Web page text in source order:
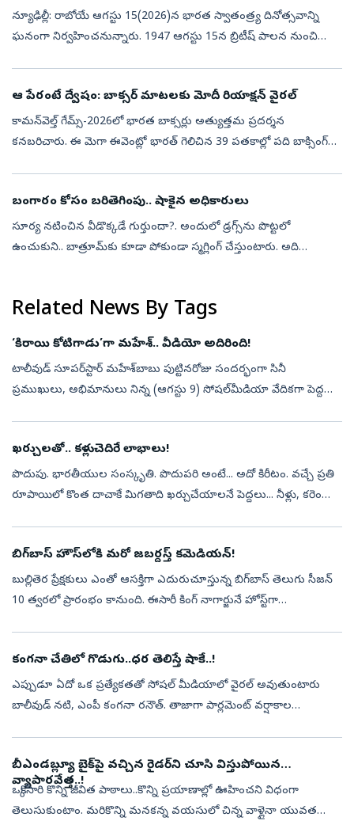
న్యూఢిల్లీ: రాబోయే ఆగస్టు 15(2026)న భారత స్వాతంత్ర్య దినోత్సవాన్ని
ఘనంగా నిర్వహించనున్నారు. 1947 ఆగస్టు 15న బ్రిటీష్ పాలన నుంచి
ఆ పేరంటే ద్వేషం: బాక్సర్‌ మాటలకు మోదీ రియాక్షన్‌ వైరల్‌
కామన్‌వెల్త్‌ గేమ్స్‌-2026లో భారత బాక్సర్లు అత్యుత్తమ ప్రదర్శన
కనబరిచారు. ఈ మెగా ఈవెంట్లో భారత్‌ గెలిచిన 39 పతకాల్లో పది బాక్సింగ్‌లో
బంగారం కోసం బరితెగింపు.. షాకైన అధికారులు
సూర్య నటించిన వీడొక్కడే గుర్తుందా?. అందులో డ్రగ్స్‌ను పొట్టలో
ఉంచుకుని.. బాత్రూమ్‌కు కూడా పోకుండా స్మగ్లింగ్‌ చేస్తుంటారు. అది
Related News By Tags
‘కిరాయి కోటిగాడు’గా మహేశ్‌.. వీడియో అదిరింది!
టాలీవుడ్‌ సూపర్‌స్టార్‌ మహేశ్‌బాబు పుట్టినరోజు సందర్భంగా సినీ
ప్రముఖులు, అభిమానులు నిన్న (ఆగస్టు 9) సోషల్‌మీడియా వేదికగా పెద్ద
ఖర్చులతో.. కళ్లుచెదిరే లాభాలు!
పొదుపు. భారతీయుల సంస్కృతి. పొదుపరి అంటే... అదో కిరీటం. వచ్చే ప్రతి
రూపాయిలో కొంత దాచాకే మిగతాది ఖర్చుచేయాలనే పెద్దలు... నీళ్లు, కరెంటు
బిగ్‌బాస్‌ హౌస్‌లోకి మరో జబర్దస్త్‌ కమెడియన్‌!
బుల్లితెర ప్రేక్షకులు ఎంతో ఆసక్తిగా ఎదురుచూస్తున్న బిగ్‌బాస్‌ తెలుగు సీజన్‌
10 త్వరలో ప్రారంభం కానుంది. ఈసారీ కింగ్‌ నాగార్జునే హోస్ట్‌గా
కంగనా చేతిలో గొడుగు..ధర తెలిస్తే షాకే..!
ఎప్పుడూ ఏదో ఒక ప్రత్యేకతతో సోషల్‌ మీడియాలో వైరల్‌ అవుతుంటారు
బాలీవుడ్‌ నటి, ఎంపీ కంగనా రనౌత్‌. తాజాగా పార్లమెంట్‌ వర్షాకాల
బీఎండబ్ల్యూ బైక్‌పై వచ్చిన రైడర్‌ని చూసి విస్తుపోయిన
వ్యాపారవేత్త..!
ఒక్కోసారి కొన్ని జీవిత పాఠాలు..కొన్ని ప్రయాణాల్లో ఊహించని విధంగా
తెలుసుకుంటాం. మరికొన్ని మనకన్న వయసులో చిన్న వాళ్లైనా యువత